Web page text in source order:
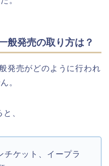
般発売の取り方は？
発売がどのように行われ
。
、
ケット、イープラ